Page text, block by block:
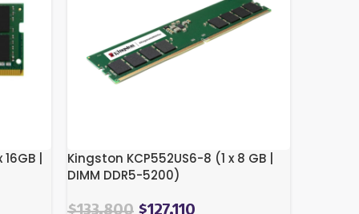
|
Kingston KCP552US6-8 (1 x 8 GB |
DIMM DDR5-5200)
El
$133.800El$127.110